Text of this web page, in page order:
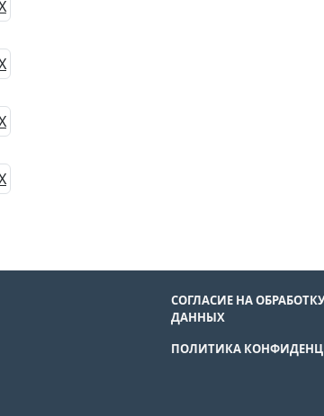
СОГЛАСИЕ НА
ДАННЫХ
ПОЛИТИКА